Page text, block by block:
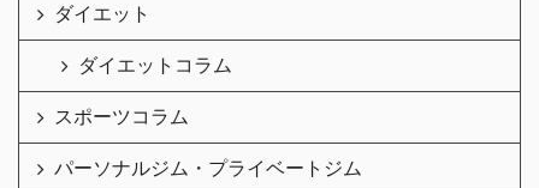
ダイエット
ダイエットコラム
スポーツコラム
パーソナルジム・プライベートジム